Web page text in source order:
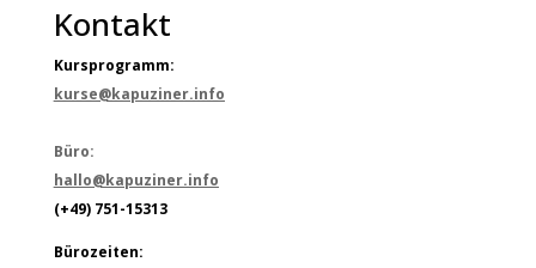
Kontakt
Kursprogramm:
kurse@kapuziner.info
Büro:
hallo@kapuziner.info
(+49) 751-15313
Bürozeiten: